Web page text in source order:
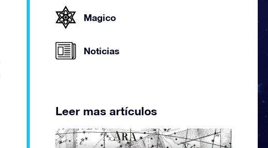
Magico
Noticias
Leer mas artículos